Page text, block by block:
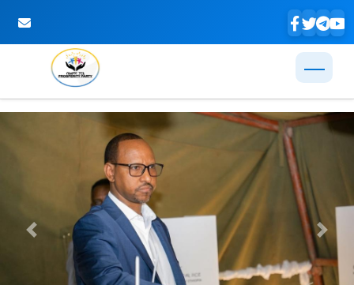
Skip to Main Content
Previous Next